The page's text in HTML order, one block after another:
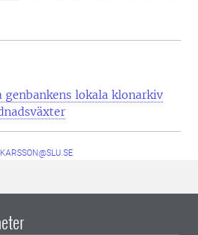
genbankens lokala klonarkiv